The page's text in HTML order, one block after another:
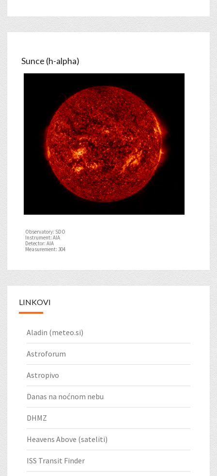
Sunce (h-alpha)
Observatory: SDO
Instrument: AIA
Detector: AIA
Measurement: 304
LINKOVI
Aladin (meteo.si)
Astroforum
Astropivo
Danas na noćnom nebu
DHMZ
Heavens Above (sateliti)
ISS Transit Finder